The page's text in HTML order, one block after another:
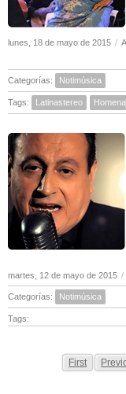
lunes, 18 de mayo de 2015 /
Categorías: Notimúsica
Tags: Latinastereo
martes, 12 de mayo de 2015 /
Categorías: Notimúsica
Tags:
First